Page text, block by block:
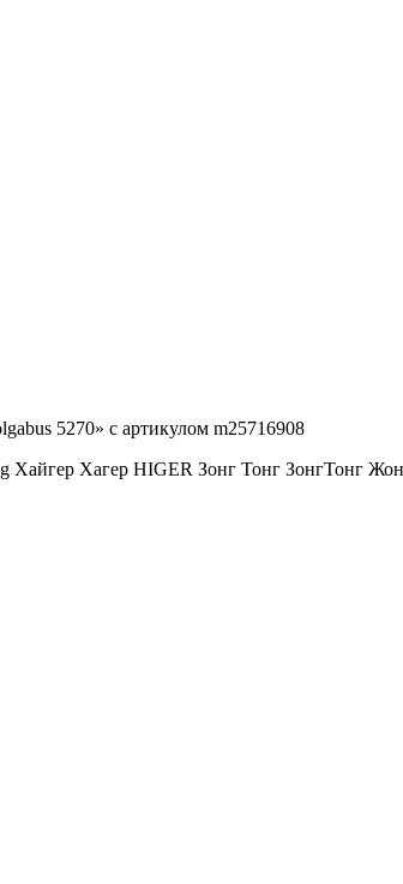
5270» с артикулом m25716908
Хагер HIGER Зонг Тонг ЗонгТонг